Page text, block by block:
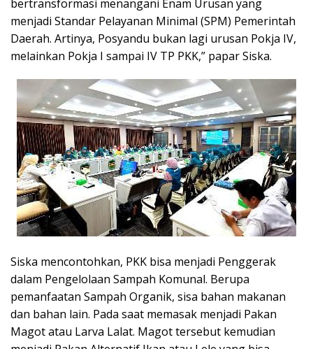
bertransformasi menangani Enam Urusan yang
menjadi Standar Pelayanan Minimal (SPM) Pemerintah
Daerah. Artinya, Posyandu bukan lagi urusan Pokja IV,
melainkan Pokja I sampai IV TP PKK,” papar Siska.
Siska mencontohkan, PKK bisa menjadi Penggerak
dalam Pengelolaan Sampah Komunal. Berupa
pemanfaatan Sampah Organik, sisa bahan makanan
dan bahan lain. Pada saat memasak menjadi Pakan
Magot atau Larva Lalat. Magot tersebut kemudian